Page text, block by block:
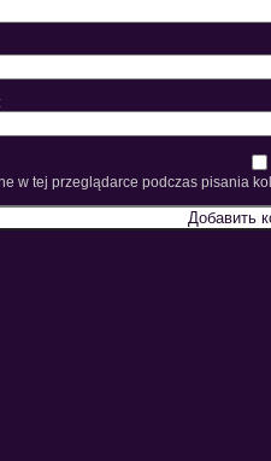
w tej przeglądarce podczas pisania